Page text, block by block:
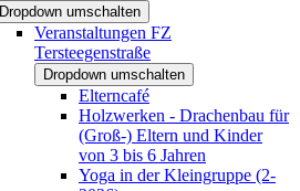
Dropdown umschalten
Veranstaltungen FZ
Tersteegenstraße
Dropdown umschalten
Elterncafé
Holzwerken - Drachenbau für
(Groß-) Eltern und Kinder
von 3 bis 6 Jahren
Yoga in der Kleingruppe (2-